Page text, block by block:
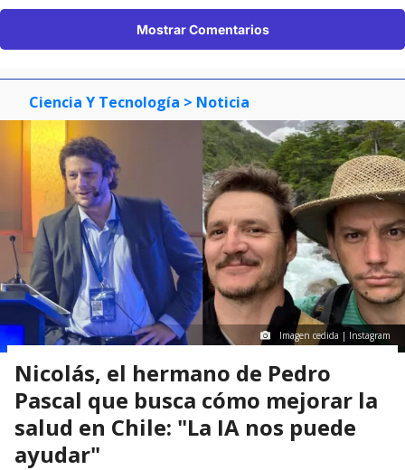
Mostrar Comentarios
Ciencia Y Tecnología > Noticia
Imagen cedida | Instagram
Nicolás, el hermano de Pedro
Pascal que busca cómo mejorar la
salud en Chile: "La IA nos puede
ayudar"